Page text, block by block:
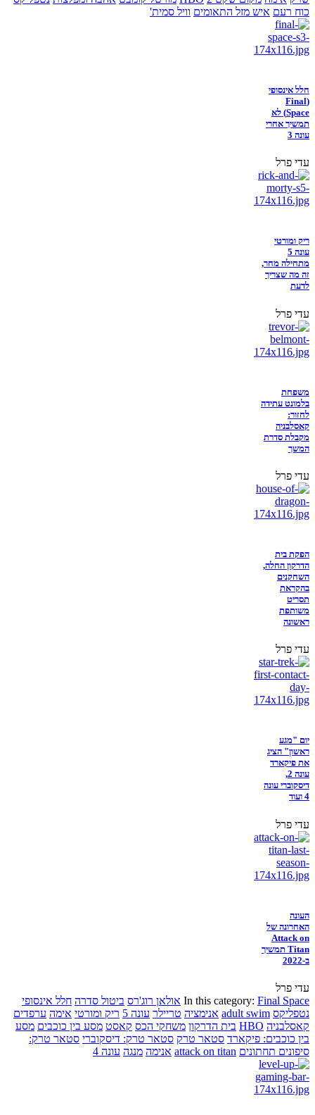
כוח רעם איש מזל התאומים וויל סמית'
חלל אינסופי
(Final
Space) לא
תמשיך אחרי
עונה 3
עדי פרל
ריק ומורטי
עונה 5
מתחילה מחר,
זה מה שצריך
לדעת
עדי פרל
משפחת
בלמונט עתידה
לחזור:
קאסלבניה
מקבלת סדרת
המשך
עדי פרל
הפקת בית
הדרקון החלה,
השחקנים
בהקראת
תסריט
משותפת
ראשונה
עדי פרל
יום "מגע
ראשון" הציג
את פיקארד
עונה 2,
דיסקוברי עונה
4 ועוד
עדי פרל
העונה
האחרונה של
Attack on
Titan תמשיך
ב-2022
עדי פרל
In this category: Final Space אולאן רוג'רס ביטול סדרה חלל אינסופי
נטפליקס adult swim אנימציה טריילר עונה 5 ריק ומורטי אימה ערפדים
קאסלבניה HBO בית הדרקון משחקי הכס קאסט מסע בין כוכבים מסע
בין כוכבים: פיקארד סטאר טרק סטאר טרק: דיסקוברי סטאר טרק:
סיפונים תחתונים attack on titan אנימה מנגה עונה 4